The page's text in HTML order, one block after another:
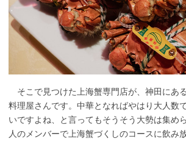
そこで見つけた上海蟹専門店が、神田にあ
料理屋さんです。中華となればやはり大人数
いですよね、と言ってもそうそう大勢は集め
人のメンバーで上海蟹づくしのコースに飲み